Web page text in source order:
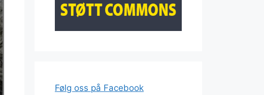
Følg oss på Facebook